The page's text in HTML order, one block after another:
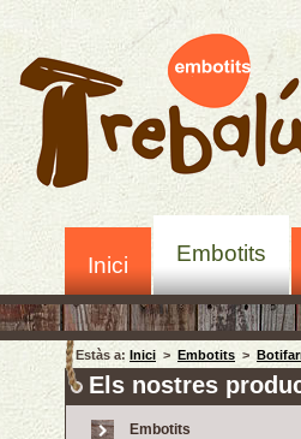
Inici Embotits
Estàs a: Inici > Embotits >
Els nostres
Embotits